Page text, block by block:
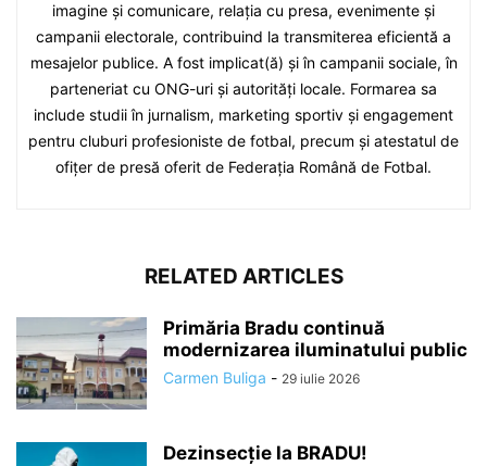
imagine și comunicare, relația cu presa, evenimente și
campanii electorale, contribuind la transmiterea eficientă a
mesajelor publice. A fost implicat(ă) și în campanii sociale, în
parteneriat cu ONG-uri și autorități locale. Formarea sa
include studii în jurnalism, marketing sportiv și engagement
pentru cluburi profesioniste de fotbal, precum și atestatul de
ofițer de presă oferit de Federația Română de Fotbal.
RELATED ARTICLES
Primăria Bradu continuă
modernizarea iluminatului public
Carmen Buliga - 29 iulie 2026
Dezinsecție la BRADU!